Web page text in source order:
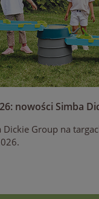
nowości Simba
Group na